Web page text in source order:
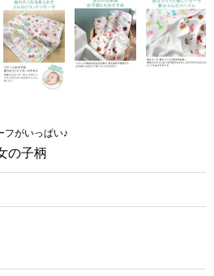
フがいっぱい♪
の子柄